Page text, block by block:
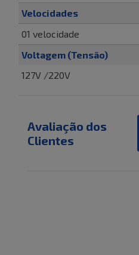
Velocidades
01 velocidade
Voltagem (Tensão)
127V /220V
Avaliação dos
Clientes